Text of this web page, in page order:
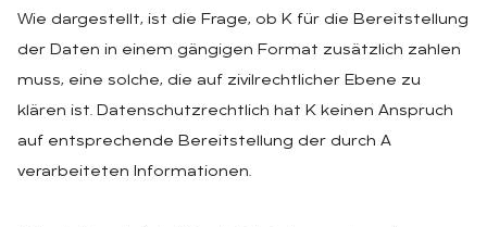
Wie dargestellt, ist die Frage, ob K für die Bereitstellung
der Daten in einem gängigen Format zusätzlich zahlen
muss, eine solche, die auf zivilrechtlicher Ebene zu
klären ist. Datenschutzrechtlich hat K keinen Anspruch
auf entsprechende Bereitstellung der durch A
verarbeiteten Informationen.